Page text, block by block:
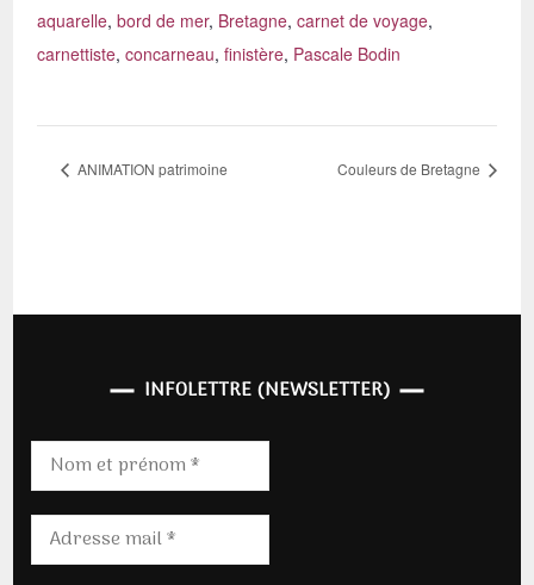
aquarelle,bord de mer, Bretagne,carnet de voyage,
carnettiste,concarneau,finistère, Pascale Bodin
ANIMATION patrimoine Couleurs de Bretagne
INFOLETTRE (NEWSLETTER)